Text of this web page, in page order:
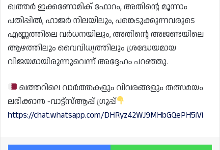
ഖത്തർ ഇക്കണോമിക് ഫോറം, അതിന്റെ മൂന്നാം
പതിപ്പിൽ, ഹാജർ നിലയിലും, പങ്കെടുക്കുന്നവരുടെ
എണ്ണത്തിലെ വർധനയിലും, അതിന്റെ അജണ്ടയിലെ
ആഴത്തിലും വൈവിധ്യത്തിലും ശ്രദ്ധേയമായ
വിജയമായിരുന്നുവെന്ന് അദ്ദേഹം പറഞ്ഞു.
ഖത്തറിലെ വാർത്തകളും വിവരങ്ങളും തത്സമയം
ലഭിക്കാൻ -വാട്ട്സ്ആപ്പ് ഗ്രൂപ്പ്
https://chat.whatsapp.com/DHRyz42WJ9MHbGQePH5iVi
Facebook